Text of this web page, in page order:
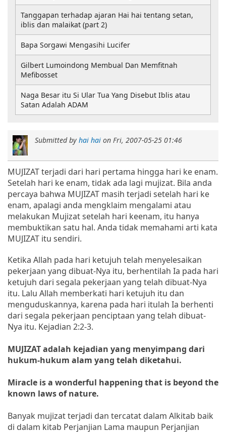
Submitted by hai hai on Fri, 2007-05-25 01:46
MUJIZAT terjadi dari hari pertama hingga hari ke enam.
Setelah hari ke enam, tidak ada lagi mujizat. Bila anda
percaya bahwa MUJIZAT masih terjadi setelah hari ke
enam, apalagi anda mengklaim mengalami atau
melakukan Mujizat setelah hari keenam, itu hanya
membuktikan satu hal. Anda tidak memahami arti kata
MUJIZAT itu sendiri.
Ketika Allah pada hari ketujuh telah menyelesaikan
pekerjaan yang dibuat-Nya itu, berhentilah Ia pada hari
ketujuh dari segala pekerjaan yang telah dibuat-Nya
itu. Lalu Allah memberkati hari ketujuh itu dan
menguduskannya, karena pada hari itulah Ia berhenti
dari segala pekerjaan penciptaan yang telah dibuat-
Nya itu. Kejadian 2:2-3.
MUJIZAT adalah kejadian yang menyimpang dari
hukum-hukum alam yang telah diketahui.
Miracle is a wonderful happening that is beyond the
known laws of nature.
Banyak mujizat terjadi dan tercatat dalam Alkitab baik
di dalam kitab Perjanjian Lama maupun Perjanjian
Tanggapan terhadap ajaran Hai hai tentang setan,
iblis dan malaikat (part 2)
Bapa Sorgawi Mengasihi Lucifer
Gilbert Lumoindong Membual Dan Memfitnah
Mefibosset
Naga Besar itu Si Ular Tua Yang Disebut Iblis atau
Satan Adalah ADAM